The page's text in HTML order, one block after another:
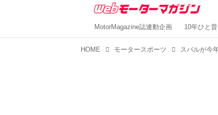
MotorMagazine誌連動企画 10年ひと昔
HOME モータースポーツ